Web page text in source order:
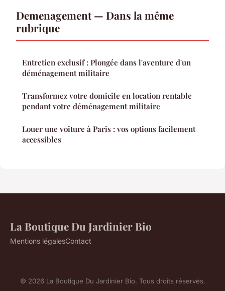
Demenagement — Dans la même
rubrique
Entretien exclusif : Plongée dans l'aventure d'un
déménagement militaire
Transformez votre domicile en location rentable
pendant votre déménagement militaire
Louer une voiture à Paris : vos options facilement
accessibles
La Boutique Du Jardinier Bio
Mentions légalesContact
© 2026 La Boutique Du Jardinier Bio. Tous droits réservés.